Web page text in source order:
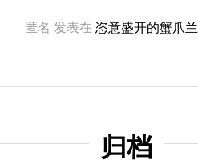
匿名 发表在 恣意盛开的蟹爪兰
归档